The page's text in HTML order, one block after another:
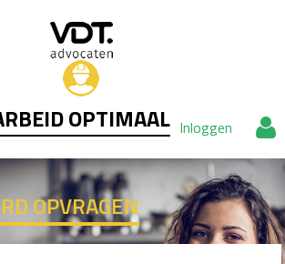
OPTIMAAL Inloggen
OPVRAGEN